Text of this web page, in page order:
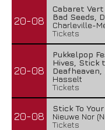
20-08
Cabaret
Bad Seeds,
Charleville-
Tickets
20-08
Pukkelpop
Hives, Stick
Hasselt
Tickets
20-08
Stick To
Nieuwe Nor
Tickets